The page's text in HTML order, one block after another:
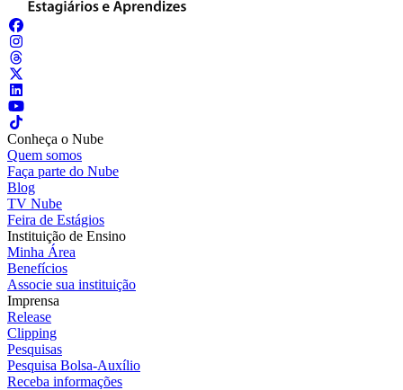
Conheça o Nube
Quem somos
Faça parte do Nube
Blog
TV Nube
Feira de Estágios
Instituição de Ensino
Minha Área
Benefícios
Associe sua instituição
Imprensa
Release
Clipping
Pesquisas
Pesquisa Bolsa-Auxílio
Receba informações